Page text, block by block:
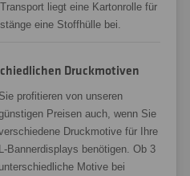
liegt eine Kartonrolle für
eine Stoffhülle bei.
Druckmotiven
Sie profitieren von unseren
Preisen auch, wenn Sie
Druckmotive für Ihre
L-Bannerdisplays benötigen. Ob 3
unterschiedliche Motive bei